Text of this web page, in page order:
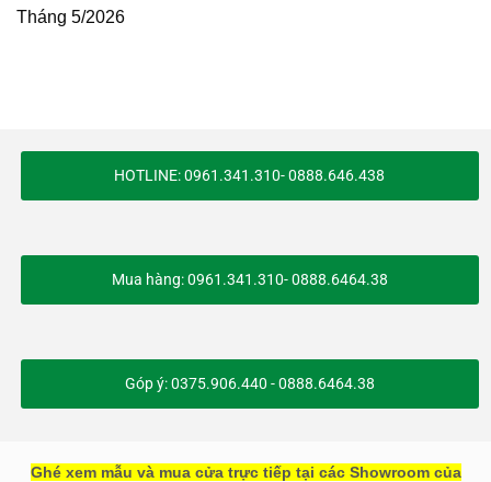
Tháng 5/2026
HOTLINE: 0961.341.310- 0888.646.438
Mua hàng: 0961.341.310- 0888.6464.38
Góp ý: 0375.906.440 - 0888.6464.38
Ghé xem mẫu và mua cửa trực tiếp tại các Showroom của